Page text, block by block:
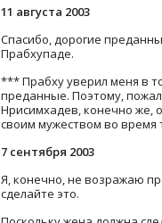
11 августа 2003
Спасибо, дорогие
Прабхупаде.
*** Прабху уверил меня в
преданные. Поэтому,
Нрисимхадев, конечно же,
своим мужеством во время
7 сентября 2003
Я, конечно, не возражаю
сделайте это.